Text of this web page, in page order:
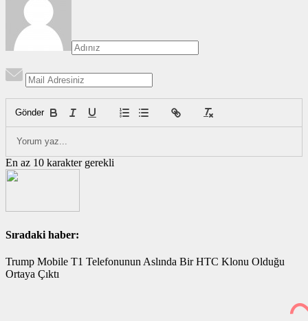
Gönder
En az 10 karakter gerekli
Sıradaki haber:
Trump Mobile T1 Telefonunun Aslında Bir HTC Klonu Olduğu
Ortaya Çıktı